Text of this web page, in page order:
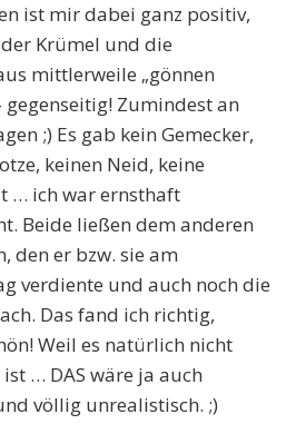
ist mir dabei ganz positiv,
Krümel und die
mittlerweile „gönnen
gegenseitig! Zumindest an
;) Es gab kein Gemecker,
keinen Neid, keine
… ich war ernsthaft
Beide ließen dem anderen
den er bzw. sie am
verdiente und auch noch die
Das fand ich richtig,
Weil es natürlich nicht
… DAS wäre ja auch
völlig unrealistisch. ;)